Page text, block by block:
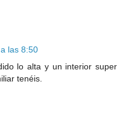
las 8:50
lo alta y un interior super
tenéis.